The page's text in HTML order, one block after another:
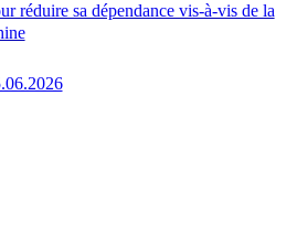
réduire sa dépendance vis-à-vis de la